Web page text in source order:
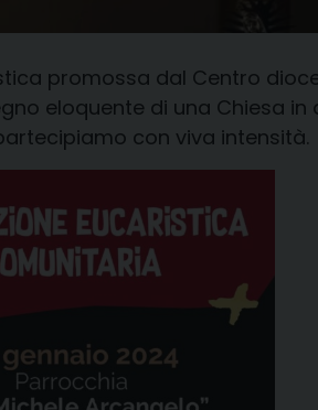
promossa dal Centro
eloquente di una Chiesa
con viva intensità.